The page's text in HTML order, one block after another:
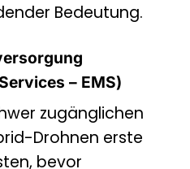
Bedeutung.
– EMS)
zugänglichen
Drohnen erste
bevor